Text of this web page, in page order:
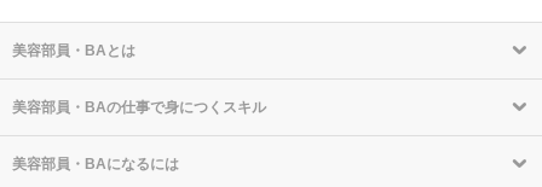
美容部員・BAとは
美容部員・BAの仕事で身につくスキル
美容部員・BAになるには